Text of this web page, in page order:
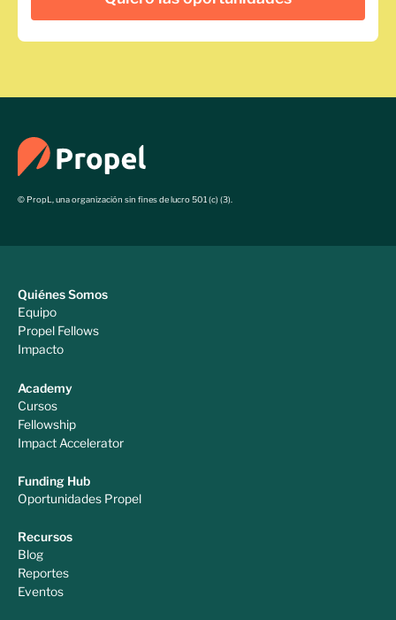
© PropL, una organización sin fines de lucro 501 (c) (3).
Quiénes Somos
Equipo
Propel Fellows
Impacto
Academy
Cursos
Fellowship
Impact Accelerator
Funding Hub
Oportunidades Propel
Recursos
Blog
Reportes
Eventos